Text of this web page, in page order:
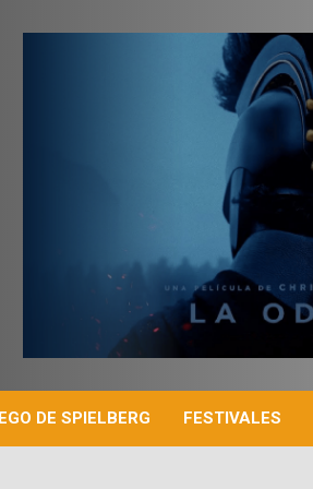
DE SPIELBERG FESTIVALES